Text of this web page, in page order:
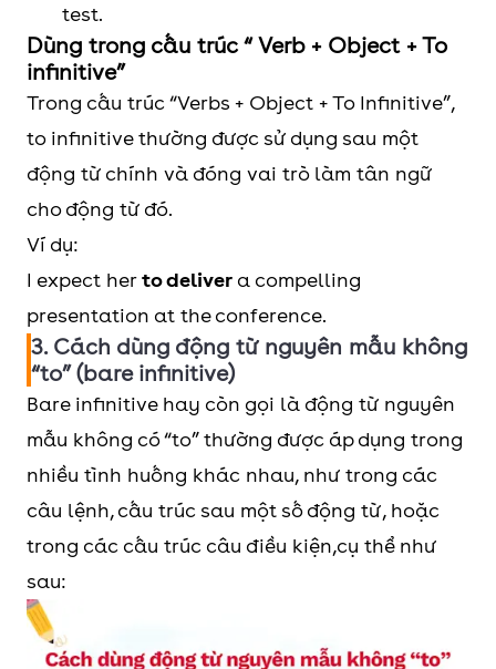
test.
Dùng trong cấu trúc “ Verb + Object + To
infinitive”
Trong cấu trúc “Verbs + Object + To Infinitive”,
to infinitive thường được sử dụng sau một
động từ chính và đóng vai trò làm tân ngữ
cho động từ đó.
Ví dụ:
I expect herto deliver a compelling
presentation at the conference.
3. Cách dùng động từ nguyên mẫu không
“to” (bare infinitive)
Bare infinitive hay còn gọi là động từ nguyên
mẫu không có “to” thường được áp dụng trong
nhiều tình huống khác nhau, như trong các
câu lệnh, cấu trúc sau một số động từ, hoặc
trong các cấu trúc câu điều kiện,cụ thể như
sau: